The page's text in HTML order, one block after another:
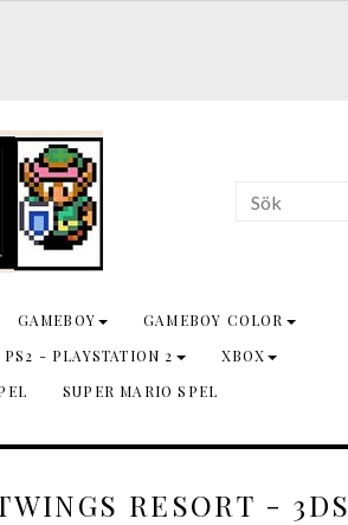
GAMEBOY
GAMEBOY COLOR
PS2 - PLAYSTATION 2
XBOX
SUPER MARIO SPEL
RESORT - 3DS